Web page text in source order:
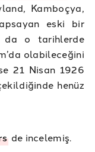
Kamboçya,
eski bir
da o tarihlerde
olabileceğini
21 Nisan 1926
henüz
de incelemiş.